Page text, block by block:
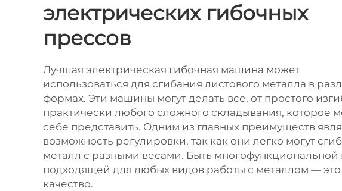
электрических гибочных
прессов
Лучшая электрическая гибочная машина может
использоваться для сгибания листового металла в
формах. Эти машины могут делать все, от простого
практически любого сложного складывания, которое
себе представить. Одним из главных преимуществ
возможность регулировки, так как они легко могут
металл с разными весами. Быть многофункциональной
подходящей для любых видов работы с металлом — это
качество.